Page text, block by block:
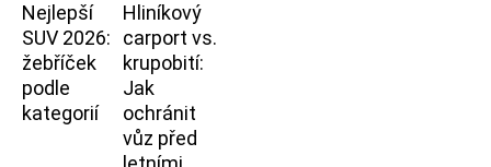
Nejlepší
SUV 2026:
žebříček
podle
kategorií
Hliníkový
carport vs.
krupobití:
Jak
ochránit
vůz před